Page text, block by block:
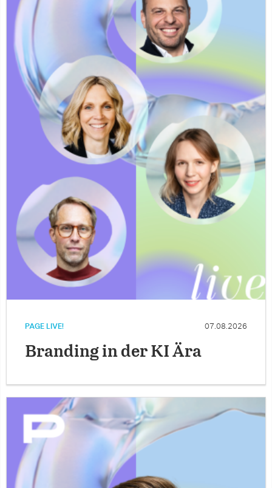
PAGE LIVE! 07.08.2026
Branding in der KI Ära